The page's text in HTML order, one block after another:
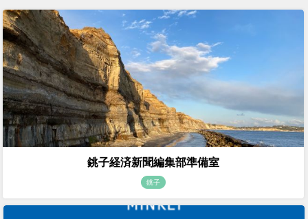
銚子経済新聞編集部準備室
銚子